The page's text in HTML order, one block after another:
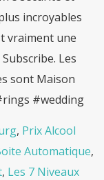
, Prix Alcool
Automatique,
, Les 7 Niveaux